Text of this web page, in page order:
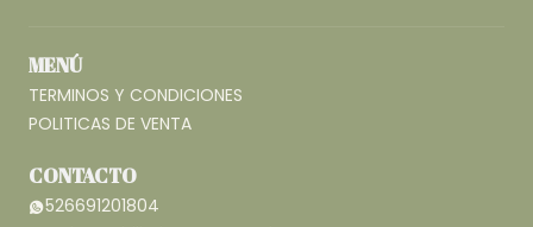
MENÚ
TERMINOS Y CONDICIONES
POLITICAS DE VENTA
CONTACTO
526691201804